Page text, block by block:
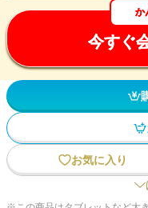
か
今すぐ
お気に入り